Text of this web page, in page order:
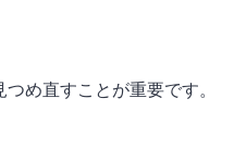
め直すことが重要です。